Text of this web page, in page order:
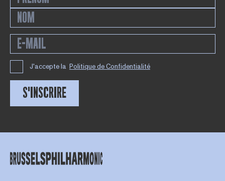
J'accepte la Politique de Confidentialité
S'INSCRIRE